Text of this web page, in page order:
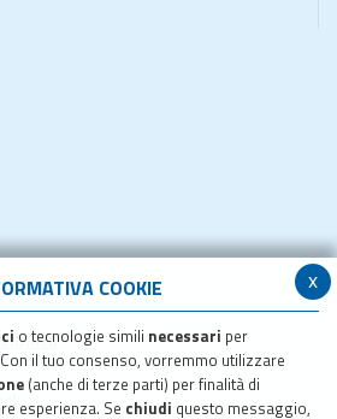
x
COOKIE
o tecnologie simili necessari per
il tuo consenso, vorremmo utilizzare
(anche di terze parti) per finalità di
esperienza. Se chiudi questo messaggio,